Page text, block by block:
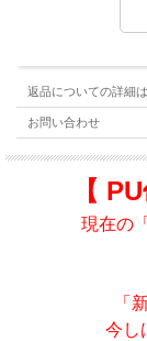
返品についての詳細
お問い合わせ
【
現在の
「
今し